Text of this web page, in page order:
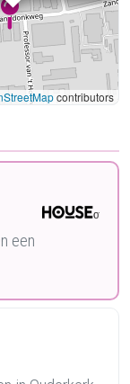
contributors
een